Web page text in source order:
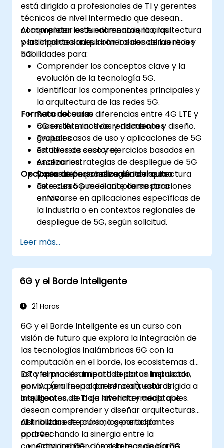
está dirigido a profesionales de TI y gerentes
técnicos de nivel intermedio que desean
comprender los fundamentos, la arquitectura
y las implicaciones comerciales de las redes
5G.
Al completar este entrenamiento, los
participantes adquirirán los conocimientos y
habilidades para:
Comprender los conceptos clave y la
evolución de la tecnología 5G.
Identificar los componentes principales y
la arquitectura de las redes 5G.
Reconocer las diferencias entre 4G LTE y
5G en términos de rendimiento y diseño.
Evaluar casos de uso y aplicaciones de 5G
en diversos sectores.
Analizar estrategias de despliegue de 5G
y consideraciones regulatorias.
Formato del curso
Clases interactivas y discusiones
grupales.
Estudios de caso y ejercicios basados en
escenarios.
Exploración práctica de la arquitectura
de redes 5G mediante demostraciones
en vivo.
Opciones de personalización del curso
Este curso puede adaptarse para
enfocarse en aplicaciones específicas de
la industria o en contextos regionales de
despliegue de 5G, según solicitud.
Leer más...
6G y el Borde Inteligente
21 Horas
6G y el Borde Inteligente es un curso con
visión de futuro que explora la integración de
las tecnologías inalámbricas 6G con la
computación en el borde, los ecosistemas de
IoT y el procesamiento de datos impulsado
por IA para respaldar infraestructuras
inteligentes, de baja latencia y adaptables.
Esta formación impartida por un instructor,
en vivo (en línea o presencial), está dirigida a
arquitectos de TI de nivel intermedio que
desean comprender y diseñar arquitecturas
distribuidas de próxima generación
aprovechando la sinergia entre la
Al finalizar este curso, los participantes
podrán: